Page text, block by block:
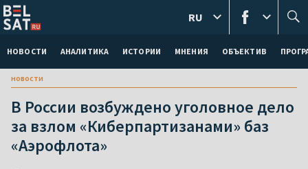
НОВОСТИ АНАЛИТИКА ИСТОРИИ МНЕНИЯ ОБЪЕКТИВ
RU
новости
В России возбуждено уголовное дело
за взлом «Киберпартизанами» баз
«Аэрофлота»